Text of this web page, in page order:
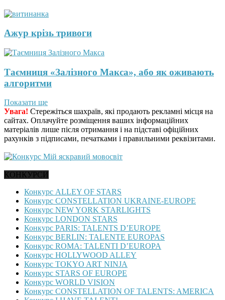
Ажур крізь тривоги
Таємниця «Залізного Макса», або як оживають
алгоритми
Показати ще
Увага! Стережіться шахраїв, які продають рекламні місця на
сайтах. Оплачуйте розміщення ваших інформаційних
матеріалів лише після отримання і на підставі офіційних
рахунків з підписами, печатками і правильними реквізитами.
КОНКУРСИ
Конкурс ALLEY OF STARS
Конкурс CONSTELLATION UKRAINE-EUROPE
Конкурс NEW YORK STARLIGHTS
Конкурс LONDON STARS
Конкурс PARIS: TALENTS D’EUROPE
Конкурс BERLIN: TALENTE EUROPAS
Конкурс ROMA: TALENTI D’EUROPA
Конкурс HOLLYWOOD ALLEY
Конкурс TOKYO ART NINJA
Конкурс STARS OF EUROPE
Конкурс WORLD VISION
Конкурс CONSTELLATION OF TALENTS: AMERICA